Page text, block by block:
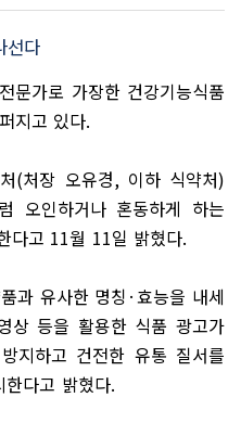
선다
문가로 가장한 건강기능식품
지고 있다.
(처장 오유경, 이하 식약처)
오인하거나 혼동하게 하는
다고 11월 11일 밝혔다.
과 유사한 명칭 ·효능을 내세
상 등을 활용한 식품 광고가
지하고 건전한 유통 질서를
다고 밝혔다.